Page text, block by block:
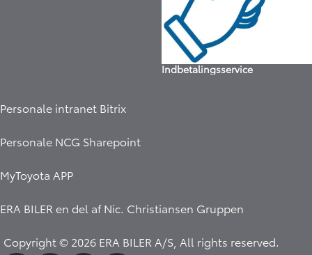
Indbetalingsservice
Personale intranet Bitrix
Personale NCG Sharepoint
MyToyota APP
ERA BILER en del afNic. Christiansen Gruppen
Copyright © 2026 ERA BILER A/S, All rights reserved.